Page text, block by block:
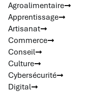
Agroalimentaire
Apprentissage
Artisanat
Commerce
Conseil
Culture
Cybersécurité
Digital